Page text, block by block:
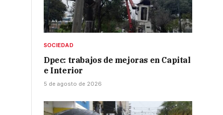
SOCIEDAD
Dpec: trabajos de mejoras en Capital
e Interior
5 de agosto de 2026